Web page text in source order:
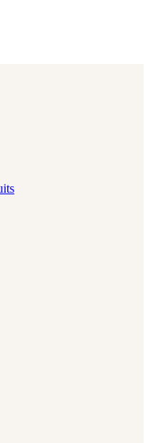
16h au 12 août.
et aucune
ne sera